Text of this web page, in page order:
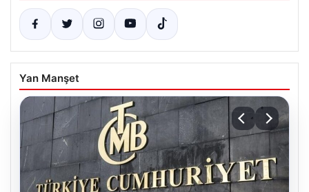
Yan Manşet